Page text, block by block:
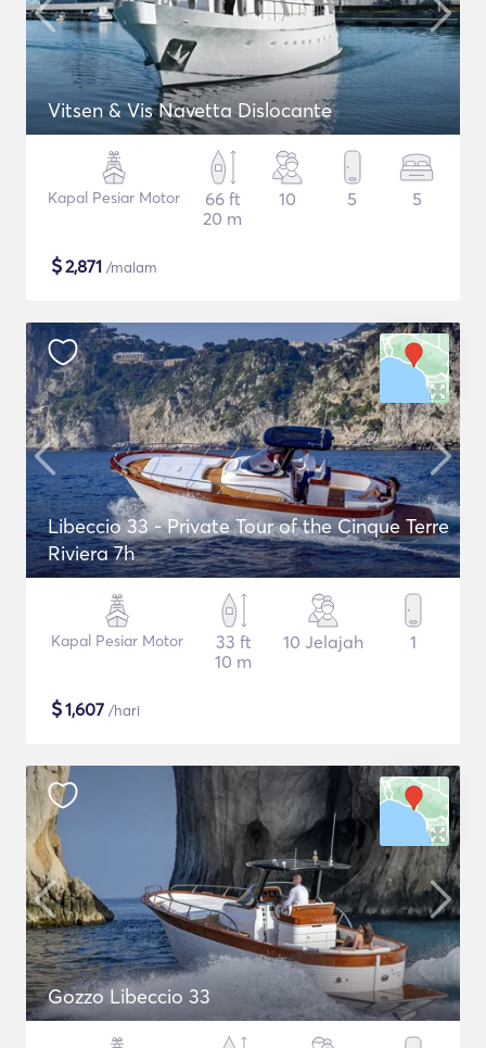
Vitsen & Vis Navetta Dislocante
Kapal Pesiar Motor
66 ft
20 m
10 5 5
$2,871 /malam
Libeccio 33 - Private Tour of the Cinque Terre
Riviera 7h
Kapal Pesiar Motor
33 ft
10 m
10 Jelajah 1
$1,607 /hari
Gozzo Libeccio 33